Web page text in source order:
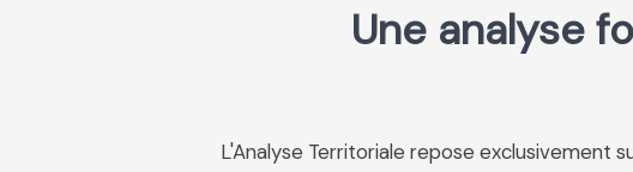
Une analyse
L'Analyse Territoriale repose exclusivement